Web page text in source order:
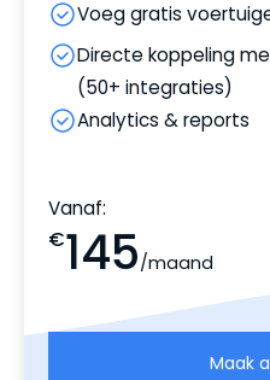
Voeg gratis
Directe koppeling
(50+ integraties)
Analytics & reports
Vanaf:
€145/maand
Maak